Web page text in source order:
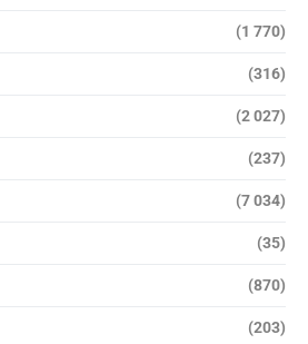
(1 770)
(316)
(2 027)
(237)
(7 034)
(35)
(870)
(203)